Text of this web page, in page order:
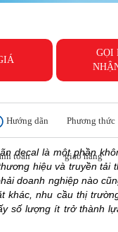
GỌI
Hướng dãn
toán
Phương thức
giao hàng
decal là một phần
hiệu và truyền tải
doanh nghiệp nào
khác, nhu cầu thị
số lượng ít trở thành